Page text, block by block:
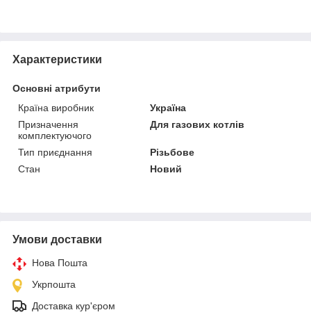
Характеристики
Основні атрибути
Країна виробник
Україна
Призначення
комплектуючого
Для газових котлів
Тип приєднання
Різьбове
Стан
Новий
Умови доставки
Нова Пошта
Укрпошта
Доставка кур'єром